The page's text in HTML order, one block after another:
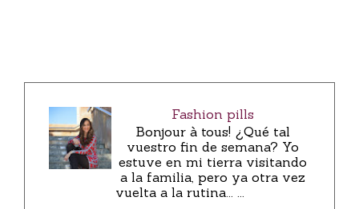
Fashion pills
Bonjour à tous! ¿Qué tal
vuestro fin de semana? Yo
estuve en mi tierra visitando
a la familia, pero ya otra vez
vuelta a la rutina... ...